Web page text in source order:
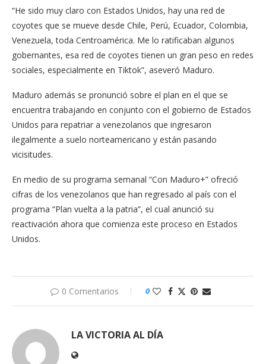
“He sido muy claro con Estados Unidos, hay una red de
coyotes que se mueve desde Chile, Perú, Ecuador, Colombia,
Venezuela, toda Centroamérica. Me lo ratificaban algunos
gobernantes, esa red de coyotes tienen un gran peso en redes
sociales, especialmente en Tiktok”, aseveró Maduro.
Maduro además se pronunció sobre el plan en el que se
encuentra trabajando en conjunto con el gobierno de Estados
Unidos para repatriar a venezolanos que ingresaron
ilegalmente a suelo norteamericano y están pasando
vicisitudes.
En medio de su programa semanal “Con Maduro+” ofreció
cifras de los venezolanos que han regresado al país con el
programa “Plan vuelta a la patria”, el cual anunció su
reactivación ahora que comienza este proceso en Estados
Unidos.
0 Comentarios 0
LA VICTORIA AL DÍA